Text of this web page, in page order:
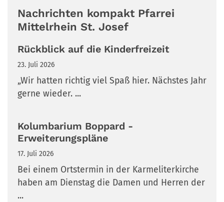
Nachrichten kompakt Pfarrei
Mittelrhein St. Josef
Rückblick auf die Kinderfreizeit
23. Juli 2026
„Wir hatten richtig viel Spaß hier. Nächstes Jahr
gerne wieder. ...
Kolumbarium Boppard -
Erweiterungspläne
17. Juli 2026
Bei einem Ortstermin in der Karmeliterkirche
haben am Dienstag die Damen und Herren der
...